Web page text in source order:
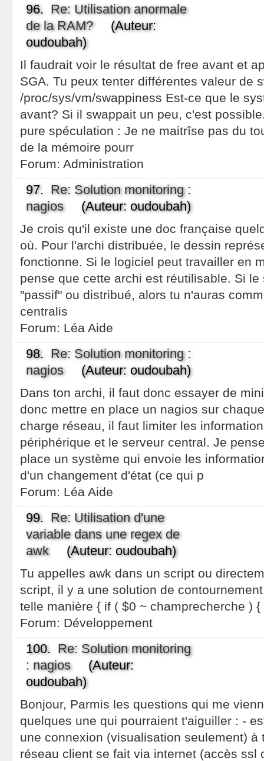
96. Re: Utilisation anormale
de la RAM?(Auteur:
oudoubah)
Il faudrait voir le résultat de free avant et
SGA. Tu peux tenter différentes valeur de
/proc/sys/vm/swappiness Est-ce que le
avant? Si il swappait un peu, c'est
pure spéculation : Je ne maitrîse pas du
de la mémoire pourr
Forum: Administration
97. Re: Solution monitoring :
nagios(Auteur: oudoubah)
Je crois qu'il existe une doc française
où. Pour l'archi distribuée, le dessin
fonctionne. Si le logiciel peut travailler en
pense que cette archi est réutilisable. Si
"passif" ou distribué, alors tu n'auras
centralis
Forum: Léa Aide
98. Re: Solution monitoring :
nagios(Auteur: oudoubah)
Dans ton archi, il faut donc essayer de
donc mettre en place un nagios sur
charge réseau, il faut limiter les
périphérique et le serveur central. Je
place un système qui envoie les
d'un changement d'état (ce qui p
Forum: Léa Aide
99. Re: Utilisation d'une
variable dans une regex de
awk(Auteur: oudoubah)
Tu appelles awk dans un script ou
script, il y a une solution de
telle manière { if ( $0 ~ champrecherche ) {
Forum: Développement
100. Re: Solution monitoring
: nagios(Auteur:
oudoubah)
Bonjour, Parmis les questions qui me
quelques une qui pourraient t'aiguiller : -
une connexion (visualisation seulement) à
réseau client se fait via internet (accès ssl